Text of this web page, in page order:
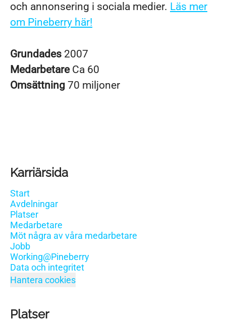
och annonsering i sociala medier. Läs mer
om Pineberry här!
Grundades 2007
Medarbetare Ca 60
Omsättning 70 miljoner
Karriärsida
Start
Avdelningar
Platser
Medarbetare
Möt några av våra medarbetare
Jobb
Working@Pineberry
Data och integritet
Hantera cookies
Platser